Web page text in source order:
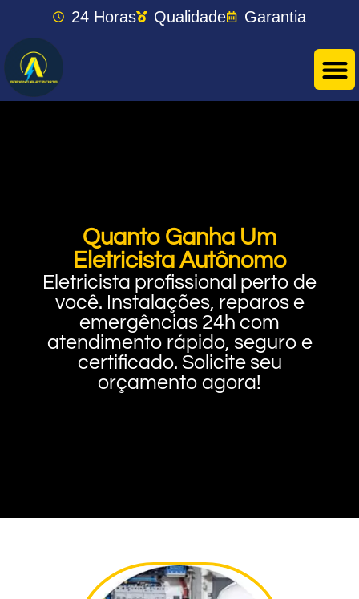
24 Horas Qualidade Garantia
Quanto Ganha Um
Eletricista Autônomo
Eletricista profissional perto de
você. Instalações, reparos e
emergências 24h com
atendimento rápido, seguro e
certificado. Solicite seu
orçamento agora!